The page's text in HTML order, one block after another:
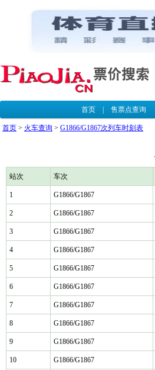
首页| 售票点查询
首页 > 火车查询 > G1866/G1867次列车时刻表
站次 车次
1 G1866/G1867
2 G1866/G1867
3 G1866/G1867
4 G1866/G1867
5 G1866/G1867
6 G1866/G1867
7 G1866/G1867
8 G1866/G1867
9 G1866/G1867
10 G1866/G1867